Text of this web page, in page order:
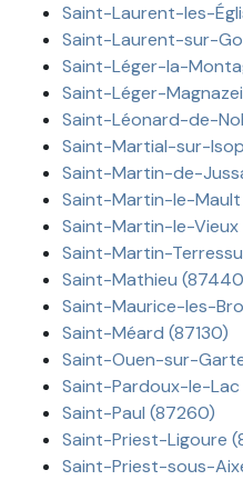
Saint-Laurent-les-
Saint-Laurent-sur-
Saint-Léger-la-
Saint-Léger-
Saint-Léonard-de-
Saint-Martial-sur-
Saint-Martin-de-
Saint-Martin-le-
Saint-Martin-le-
Saint-Martin-
Saint-Mathieu
Saint-Maurice-les-
Saint-Méard (87130)
Saint-Ouen-sur-
Saint-Pardoux-le-Lac
Saint-Paul (87260)
Saint-Priest-Ligoure
Saint-Priest-sous-